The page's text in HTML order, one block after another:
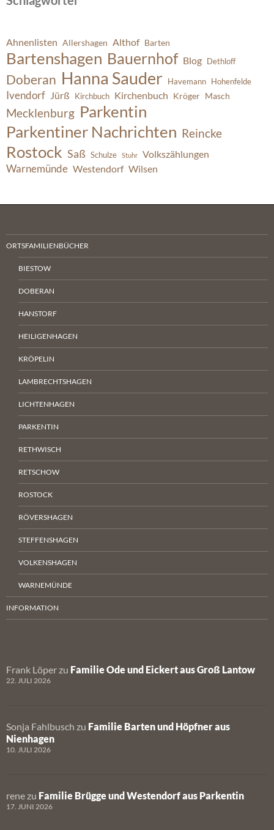
Ahnenlisten Allershagen Althof Barten
Bartenshagen Bauernhof Blog Dethloff
Doberan Hanna Sauder Havemann Hohenfelde
Ivendorf Jürß Kirchbuch Kirchenbuch Kröger Masch
Mecklenburg Parkentin
Parkentiner Nachrichten Reincke
Rostock Saß Schulze Stuhr Volkszählungen
Warnemünde Westendorf Wilsen
ORTSFAMILIENBÜCHER
BIESTOW
DOBERAN
HANSTORF
HEILIGENHAGEN
KRÖPELIN
LAMBRECHTSHAGEN
LICHTENHAGEN
PARKENTIN
RETHWISCH
RETSCHOW
ROSTOCK
RÖVERSHAGEN
STEFFENSHAGEN
VOLKENSHAGEN
WARNEMÜNDE
INFORMATION
Frank Löper zu Familie Ode und Eickert aus Groß Lantow
22. JULI 2026
Sonja Fahlbusch zu Familie Barten und Höpfner aus
Nienhagen
10. JULI 2026
rene zu Familie Brügge und Westendorf aus Parkentin
17. JUNI 2026